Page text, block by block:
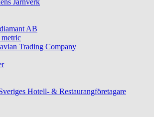
Järnverk
AB
metric
Trading Company
Hotell- & Restaurangföretagare